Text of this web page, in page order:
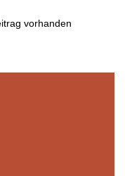
vorhanden